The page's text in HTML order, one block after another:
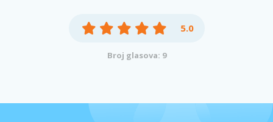
5.0
Broj glasova: 9